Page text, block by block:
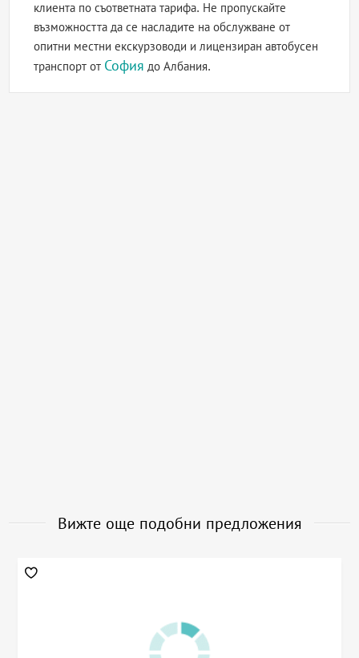
клиента по съответната тарифа. Не пропускайте
възможността да се насладите на обслужване от
опитни местни екскурзоводи и лицензиран автобусен
транспорт от София до Албания.
Вижте още подобни предложения